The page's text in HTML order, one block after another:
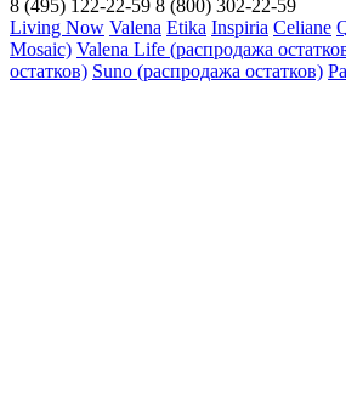
8 (495) 122-22-59 8 (800) 302-22-59
Living Now Valena Etika Inspiria Celiane
Mosaic) Valena Life (распродажа
остатков) Suno (распродажа остатков)